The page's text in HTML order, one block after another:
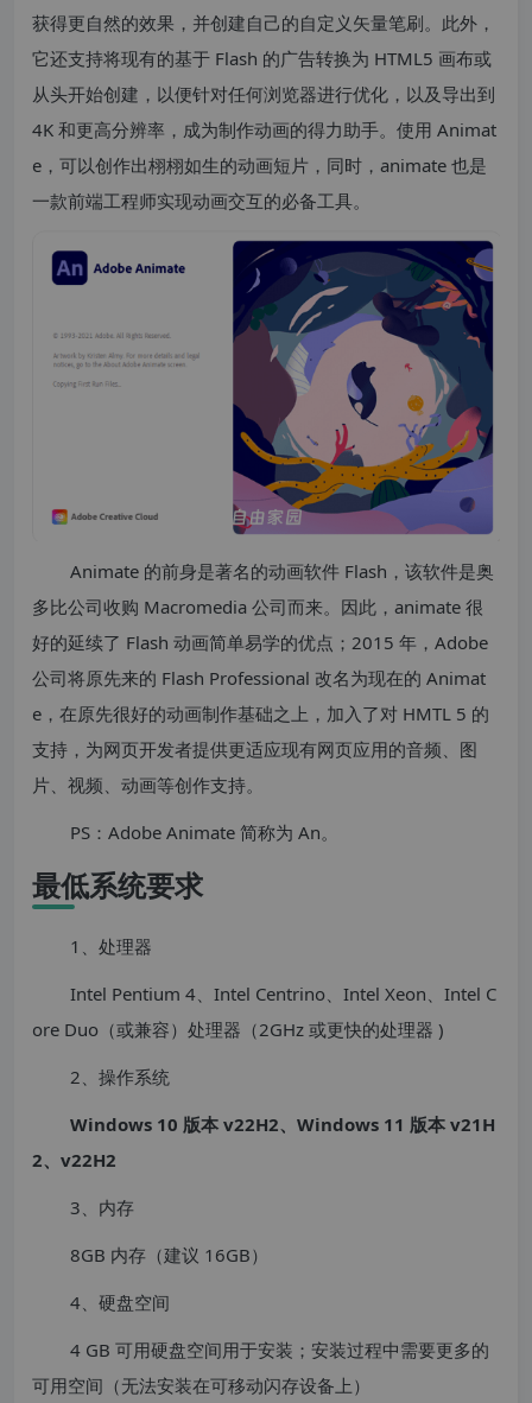
获得更自然的效果，并创建自己的自定义矢量笔刷。此外，
它还支持将现有的基于 Flash 的广告转换为 HTML5 画布或
从头开始创建，以便针对任何浏览器进行优化，以及导出到
4K 和更高分辨率，成为制作动画的得力助手。使用 Animat
e，可以创作出栩栩如生的动画短片，同时，animate 也是
一款前端工程师实现动画交互的必备工具。
Animate 的前身是著名的动画软件 Flash，该软件是奥
多比公司收购 Macromedia 公司而来。因此，animate 很
好的延续了 Flash 动画简单易学的优点；2015 年，Adobe
公司将原先来的 Flash Professional 改名为现在的 Animat
e，在原先很好的动画制作基础之上，加入了对 HMTL 5 的
支持，为网页开发者提供更适应现有网页应用的音频、图
片、视频、动画等创作支持。
PS：Adobe Animate 简称为 An。
最低系统要求
1、处理器
Intel Pentium 4、Intel Centrino、Intel Xeon、Intel C
ore Duo（或兼容）处理器（2GHz 或更快的处理器 )
2、操作系统
Windows 10 版本 v22H2、Windows 11 版本 v21H
2、v22H2
3、内存
8GB 内存（建议 16GB）
4、硬盘空间
4 GB 可用硬盘空间用于安装；安装过程中需要更多的
可用空间（无法安装在可移动闪存设备上）